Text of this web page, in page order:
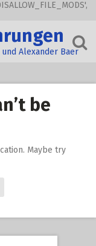
Alexander Baer
be
Maybe try